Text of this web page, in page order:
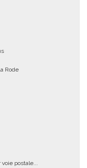
Rode
postale...